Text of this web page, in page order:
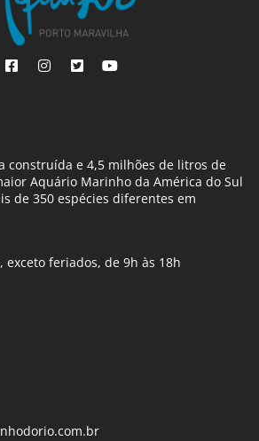
construída e 4,5 milhões de litros de
Aquário Marinho da América do Sul
de 350 espécies diferentes em
exceto feriados, de 9h às 18h